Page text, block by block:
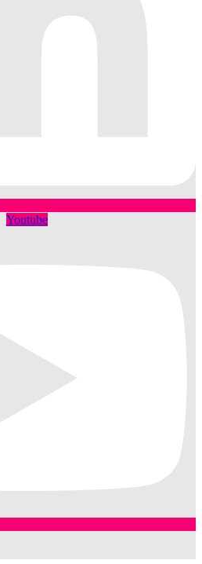
Youtube